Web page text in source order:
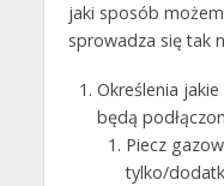
jaki sposób
sprowadza się tak
Określenia
będą
Piecz
tylko/